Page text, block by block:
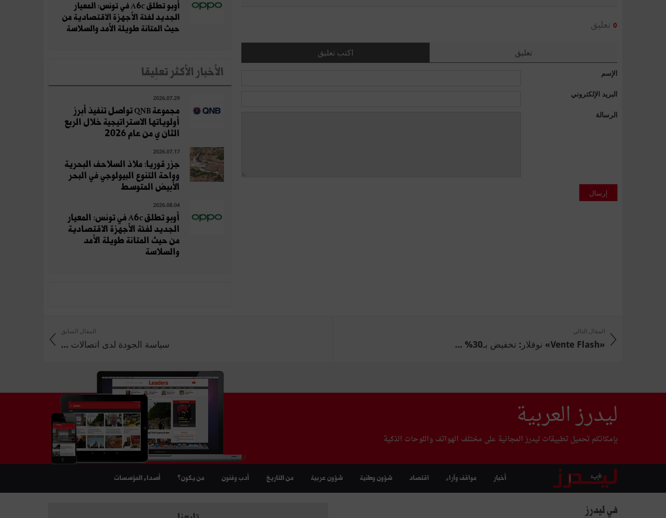
0 تعليق
اكتب تعليق تعليق
الإسم
البريد الإلكتروني
الرسالة
إرسال
أوبو تطلق A6c في تونس: المعيار
الجديد لفئة الأجهزة الاقتصادية من
حيث المتانة طويلة الأمد والسلاسة
الأخبار الأكثر تعلِيقا
2026.07.29
مجموعة QNB تواصل تنفيذ أبرز
أولوياتها الاستراتيجية خلال الربع
الثان ي من عام 2026
2026.07.17
جزر قوريا: ملاذ السلاحف البحرية
وواحة التنوع البيولوجي في البحر
الأبيض المتوسط
2026.08.04
أوبو تطلق A6c في تونس: المعيار
الجديد لفئة الأجهزة الاقتصادية
من حيث المتانة طويلة الأمد
والسلاسة
المقال السابق
سياسة الجودة لدى اتصالات ...
المقال التالي
«Vente Flash» نوفلار: تخفيض بـ30% ...
ليدرز العربية
بإمكانكم تحميل تطبيقات ليدرز المجانية على مختلف الهواتف واللوحات الذكية
أخبار مواقف وآراء اقتصاد شؤون وطنية شؤون عربية من التاريخ أدب وفنون من يكون؟ أصداء المؤسسات
في ليدرز